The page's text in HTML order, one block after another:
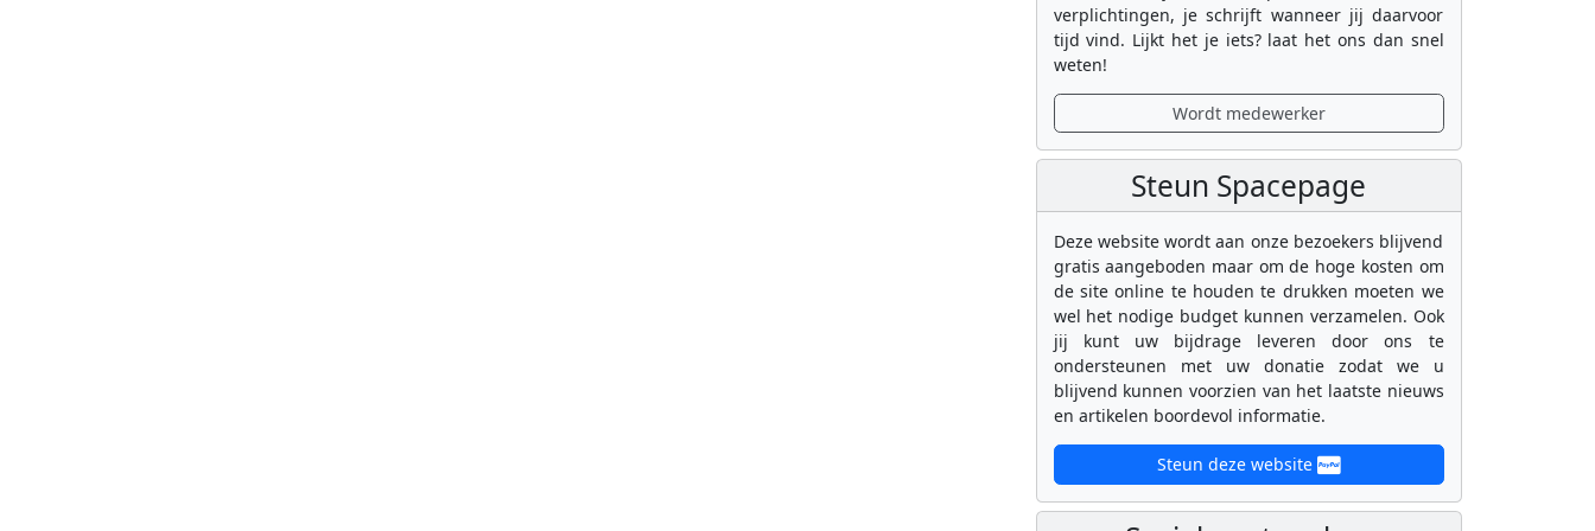
verplichtingen, je schrijft wanneer jij daarvoor
tijd vind. Lijkt het je iets? laat het ons dan snel
weten!
Wordt medewerker
Steun Spacepage
Deze website wordt aan onze bezoekers blijvend
gratis aangeboden maar om de hoge kosten om
de site online te houden te drukken moeten we
wel het nodige budget kunnen verzamelen. Ook
jij kunt uw bijdrage leveren door ons te
ondersteunen met uw donatie zodat we u
blijvend kunnen voorzien van het laatste nieuws
en artikelen boordevol informatie.
Steun deze website